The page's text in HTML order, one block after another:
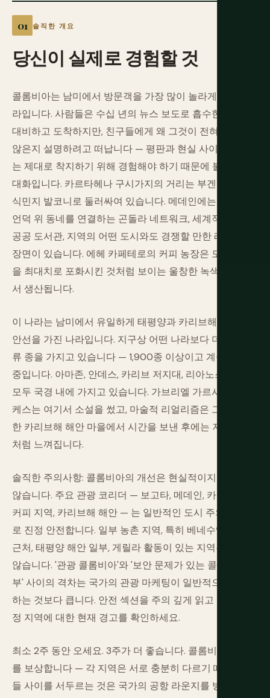
솔직한 개요
당신이 실제로 경험할것
콜롬비아는 남미에서 방문객을 가장 많이 놀라게 하는 나
라입니다. 사람들은 수십 년의 뉴스 보도로 흡수한 나라를
대비하고 도착하지만, 친구들에게 왜 그것이 전혀 그렇지
않은지 설명하려고 떠납니다 — 평판과 현실 사이의 대조
는 제대로 착지하기 위해 경험해야 하기 때문에 불가능한
대화입니다. 카르타헤나 구시가지의 거리는 부겐빌레아와
식민지 발코니로 둘러싸여 있습니다. 메데인에는 지하철,
언덕 위 동네를 연결하는 곤돌라 네트워크, 세계적 수준의
공공 도서관, 지역의 어떤 도시와도 경쟁할 만한 레스토랑
장면이 있습니다. 에헤 카페테로의 커피 농장은 모든 사진
을 최대치로 포화시킨 것처럼 보이는 울창한 녹색 계곡에
서 생산됩니다.
이 나라는 남미에서 유일하게 태평양과 카리브해 양쪽 해
안선을 가진 나라입니다. 지구상 어떤 나라보다 더 많은 조
류 종을 가지고 있습니다 — 1,900종 이상이고 계속 증가
중입니다. 아마존, 안데스, 카리브 저지대, 리아노스 초원을
모두 국경 내에 가지고 있습니다. 가브리엘 가르시아 마르
케스는 여기서 소설을 썼고, 마술적 리얼리즘은 그가 묘사
한 카리브해 해안 마을에서 시간을 보낸 후에는 저널리즘
처럼 느껴집니다.
솔직한 주의사항: 콜롬비아의 개선은 현실적이지만 고르지
않습니다. 주요 관광 코리더 — 보고타, 메데인, 카르타헤나,
커피 지역, 카리브해 해안 — 는 일반적인 도시 주의사항으
로 진정 안전합니다. 일부 농촌 지역, 특히 베네수엘라 국경
근처, 태평양 해안 일부, 게릴라 활동이 있는 지역은 그렇지
않습니다. '관광 콜롬비아'와 '보안 문제가 있는 콜롬비아 일
부' 사이의 격차는 국가의 관광 마케팅이 일반적으로 인정
하는 것보다 큽니다. 안전 섹션을 주의 깊게 읽고 방문할 특
정 지역에 대한 현재 경고를 확인하세요.
최소 2주 동안 오세요. 3주가 더 좋습니다. 콜롬비아는 깊이
를 보상합니다 — 각 지역은 서로 충분히 다르기 때문에 그
들 사이를 서두르는 것은 국가의 공항 라운지를 방문하고